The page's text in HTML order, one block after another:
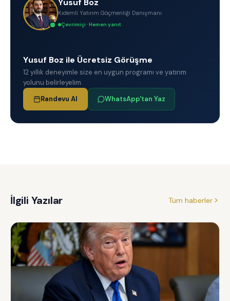
Yusuf Boz
Kıdemli Yatırım Göçmenliği Danışmanı
Çevrimiçi · Hemen yanıt
Yusuf Boz ile Ücretsiz Görüşme
12 yıllık deneyimle size en uygun programı ve yatırım
yolunu belirleyelim.
Randevu Al
WhatsApp'tan Yaz
İlgili Yazılar Tüm haberler